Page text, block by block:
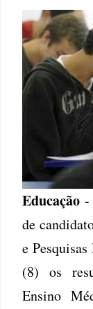
Educação -
de
e
(8) os
Ensino